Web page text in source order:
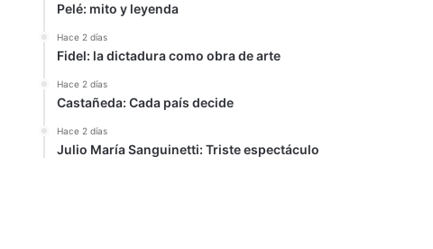
Pelé: mito y leyenda
Hace 2 días
Fidel: la dictadura como obra de arte
Hace 2 días
Castañeda: Cada país decide
Hace 2 días
Julio María Sanguinetti: Triste espectáculo